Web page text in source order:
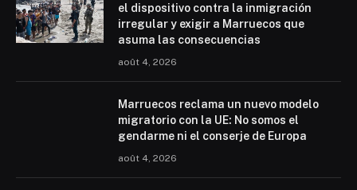
el dispositivo contra la inmigración
irregular y exigir a Marruecos que
asuma las consecuencias
août 4, 2026
Marruecos reclama un nuevo modelo
migratorio con la UE: No somos el
gendarme ni el conserje de Europa
août 4, 2026